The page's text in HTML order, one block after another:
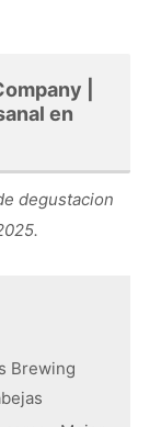
|
en
degustacion
Brewing